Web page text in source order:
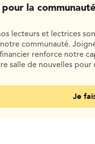
pour la
lecteurs et lectrices
communauté.
renforce notre
salle de nouvelles pour
Je